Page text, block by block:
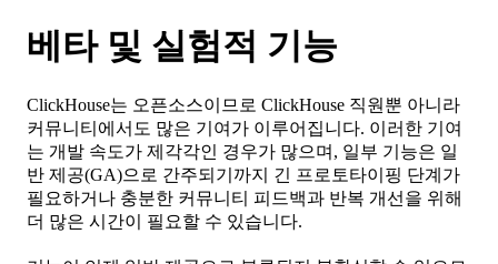
베타 및 실험적 기능
ClickHouse는 오픈소스이므로 ClickHouse 직원뿐 아니라
커뮤니티에서도 많은 기여가 이루어집니다. 이러한 기여
는 개발 속도가 제각각인 경우가 많으며, 일부 기능은 일
반 제공(GA)으로 간주되기까지 긴 프로토타이핑 단계가
필요하거나 충분한 커뮤니티 피드백과 반복 개선을 위해
더 많은 시간이 필요할 수 있습니다.